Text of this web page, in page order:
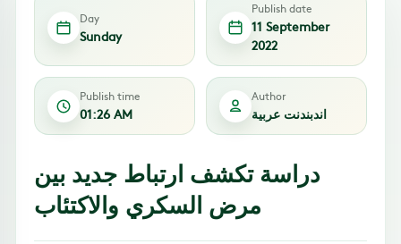
Day
Sunday
Publish date
11 September
2022
Publish time
01:26 AM
Author
اندبندنت عربية
دراسة تكشف ارتباط جديد بين
مرض السكري والاكتئاب